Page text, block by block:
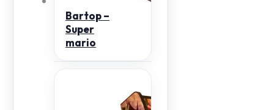
Bartop –
Super
mario